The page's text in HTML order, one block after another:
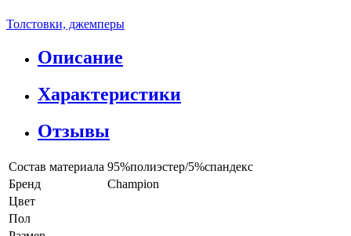
Толстовки, джемперы
Описание
Характеристики
Отзывы
Состав материала 95%полиэстер/5%спандекс
Бренд
Champion
Цвет
Пол